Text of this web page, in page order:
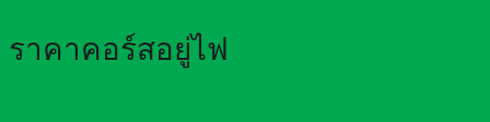
ราคาคอร์สอยู่ไฟ